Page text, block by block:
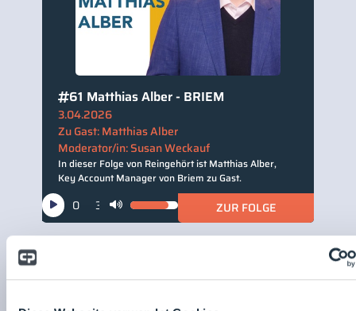
61 Matthias Alber - BRIEM
3.04.2026
Zu Gast: Matthias Alber
Moderator/in: Susan Weckauf
In dieser Folge von Reingehört ist Matthias Alber,
Key Account Manager von Briem zu Gast.
Audio-
Player
00:0031:51
Pfeiltasten
Hoch/Runter
die
Lautstärke
ZUR FOLGE